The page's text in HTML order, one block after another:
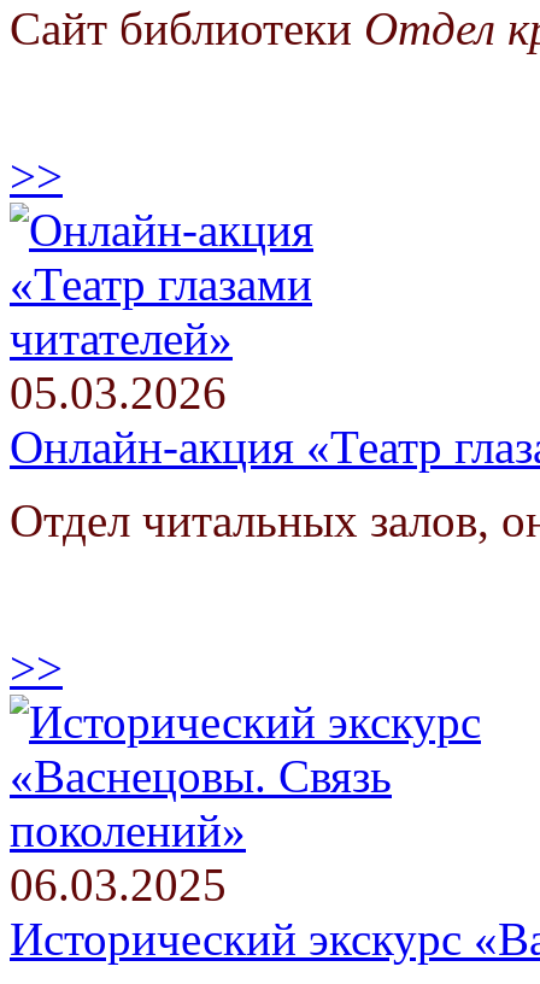
Сайт библиотеки Отдел
>>
05.03.2026
Онлайн-акция «Театр
Отдел читальных залов,
>>
06.03.2025
Исторический экскурс